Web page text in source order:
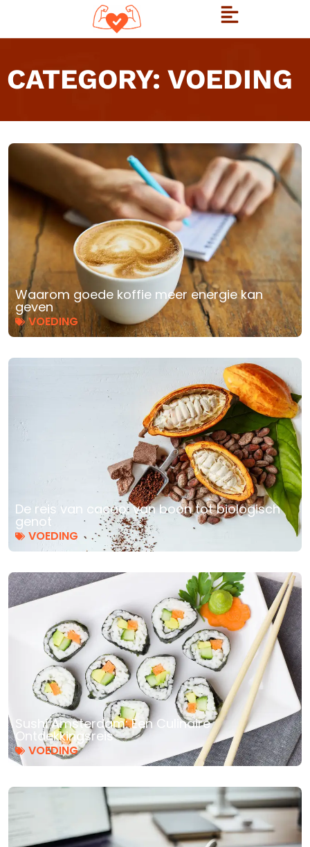
CATEGORY: VOEDING
Waarom goede koffie meer energie kan
geven
VOEDING
De reis van cacao: van boon tot biologisch
genot
VOEDING
Sushi Amsterdam: Een Culinaire
Ontdekkingsreis
VOEDING